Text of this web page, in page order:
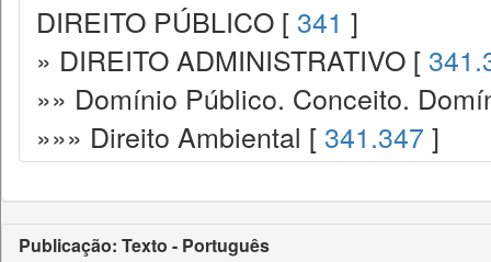
DIREITO PÚBLICO [ 341 ]
» DIREITO ADMINISTRATIVO [
»» Domínio Público. Conceito.
»»» Direito Ambiental [ 341.347 ]
Publicação: Texto - Português